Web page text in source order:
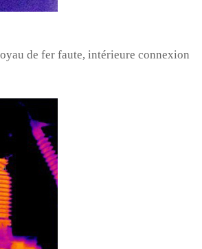
de fer faute, intérieure connexion